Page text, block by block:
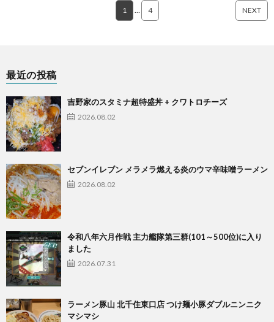
1 … 4 NEXT
最近の投稿
吉野家のスタミナ超特盛丼 + クワトロチーズ
2026.08.02
セブンイレブン メラメラ燃える炎のウマ辛味噌ラーメン
2026.08.02
令和八年六月作戦 主力艦隊第三群(101～500位)に入り
ました
2026.07.31
ラーメン豚山 北千住東口店 つけ麺小豚ダブルニンニク
マシマシ